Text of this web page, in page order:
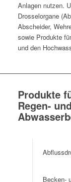
Anla­gen nutzen.
Drosselor­gane
Abschei­der,
sowie Pro­duk­te
und den
Produkte
Regen- und
Becken-